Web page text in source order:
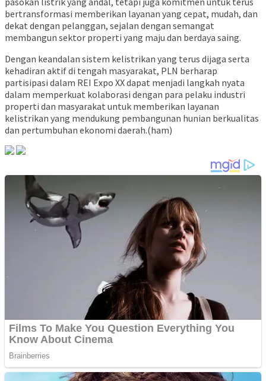
bertransformasi memberikan layanan yang cepat, mudah, dan
dekat dengan pelanggan, sejalan dengan semangat
membangun sektor properti yang maju dan berdaya saing.
Dengan keandalan sistem kelistrikan yang terus dijaga serta
kehadiran aktif di tengah masyarakat, PLN berharap
partisipasi dalam REI Expo XX dapat menjadi langkah nyata
dalam memperkuat kolaborasi dengan para pelaku industri
properti dan masyarakat untuk memberikan layanan
kelistrikan yang mendukung pembangunan hunian berkualitas
dan pertumbuhan ekonomi daerah.(ham)